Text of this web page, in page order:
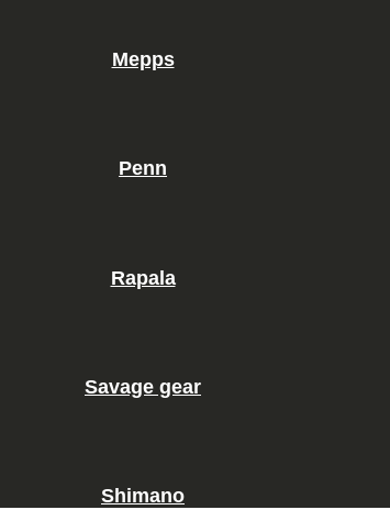
Mepps
Penn
Rapala
Savage gear
Shimano